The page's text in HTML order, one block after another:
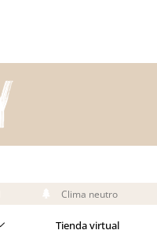
Clima neutro
Tienda virtual